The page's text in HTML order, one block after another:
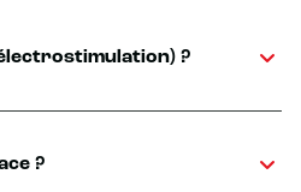
?
?